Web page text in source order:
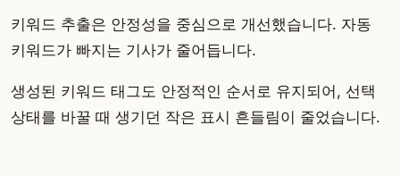
키워드 추출은 안정성을 중심으로 개선했습니다. 자동
키워드가 빠지는 기사가 줄어듭니다.
생성된 키워드 태그도 안정적인 순서로 유지되어, 선택
상태를 바꿀 때 생기던 작은 표시 흔들림이 줄었습니다.